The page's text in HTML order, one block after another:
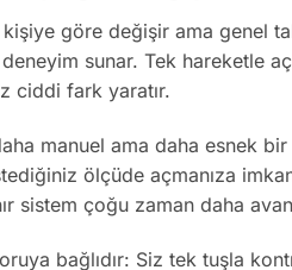
kişiye göre değişir ama
sunar. Tek hareketle
ciddi fark yaratır.
manuel ama daha esnek
ölçüde açmanıza
sistem çoğu zaman daha
bağlıdır: Siz tek tuşla